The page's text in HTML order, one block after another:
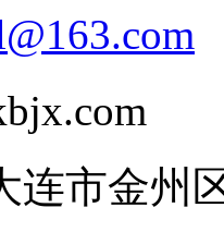
连市金州